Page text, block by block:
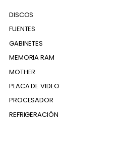
DISCOS
FUENTES
GABINETES
MEMORIA RAM
MOTHER
PLACA DE VIDEO
PROCESADOR
REFRIGERACIÓN